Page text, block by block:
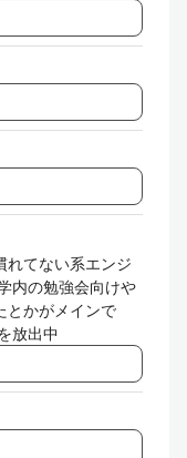
れてない系エンジ
内の勉強会向けや
とかがメインで
放出中